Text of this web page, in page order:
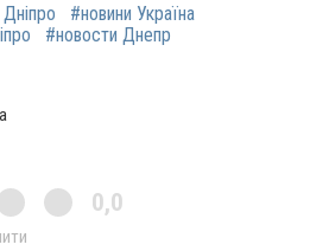
#новини Україна
#новости Днепр
0,0